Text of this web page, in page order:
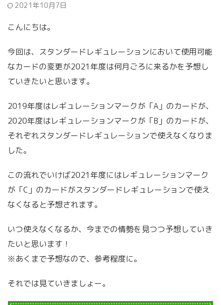
2021年10月7日
こんにちは。
今回は、スタンダードレギュレーションにおいて使用可能
なカードの変更が2021年度は何月ごろに来るかを予想し
ていきたいと思います。
2019年度はレギュレーションマークが「A」のカードが、
2020年度はレギュレーションマークが「B」のカードが、
それぞれスタンダードレギュレーションで使えなくなりま
した。
この流れでいけば2021年度にはレギュレーションマーク
が「C」のカードがスタンダードレギュレーションで使え
なくなると予想されます。
いつ使えなくなるか、今までの情勢を見つつ予想していき
たいと思います！
※あくまで予想なので、参考程度に。
それでは見ていきましょー。